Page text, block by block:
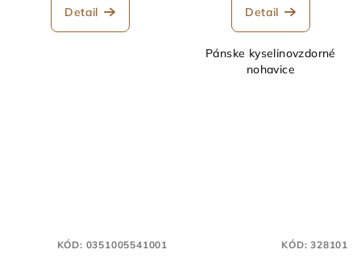
Detail Detail
Pánske kyselinovzdorné
nohavice
KÓD: 0351005541001 KÓD:328101